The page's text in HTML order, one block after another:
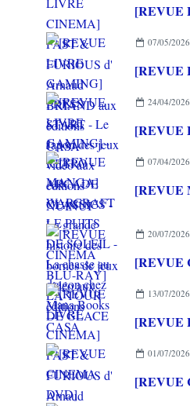
07/05/2026
24/04/2026
07/04/2026
20/07/2026
13/07/2026
01/07/2026